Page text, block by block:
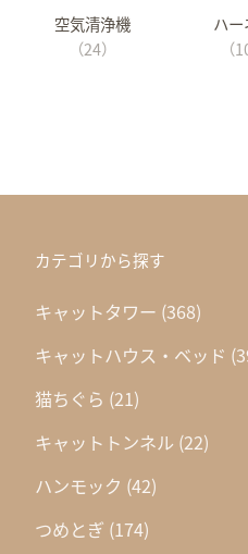
空気清浄機
（24）
ハー
（
カテゴリから探す
キャットタワー (368)
キャットハウス・ベッド
猫ちぐら (21)
キャットトンネル (22)
ハンモック (42)
つめとぎ (174)